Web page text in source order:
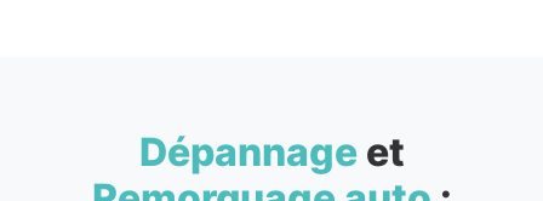
Dépannageet